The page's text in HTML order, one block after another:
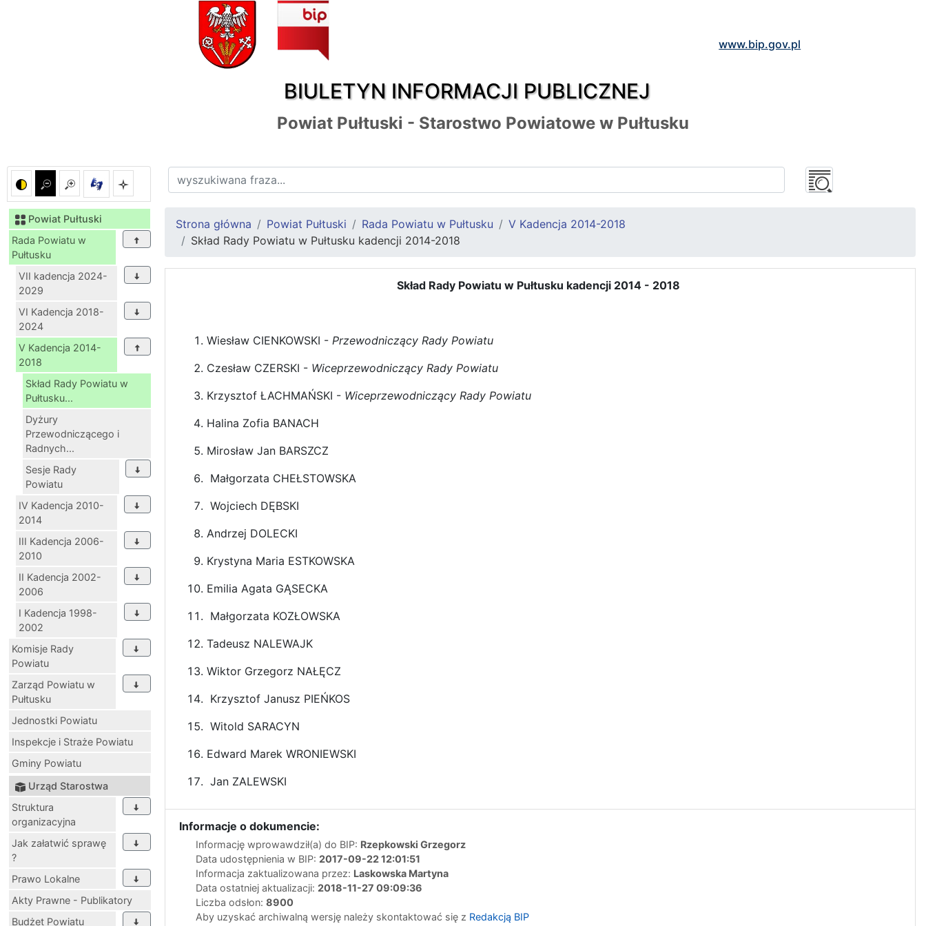
BIULETYN INFORMACJI PUBLICZNEJ
www.bip.gov.pl
Powiat Pułtuski - Starostwo Powiatowe w Pułtusku
Powiat Pułtuski
Rada Powiatu w
Pułtusku
VII kadencja 2024-
2029
VI Kadencja 2018-
2024
V Kadencja 2014-
2018
Skład Rady Powiatu w
Pułtusku...
Dyżury
Przewodniczącego i
Radnych...
Sesje Rady
Powiatu
IV Kadencja 2010-
2014
III Kadencja 2006-
2010
II Kadencja 2002-
2006
I Kadencja 1998-
2002
Komisje Rady
Powiatu
Zarząd Powiatu w
Pułtusku
Jednostki Powiatu
Inspekcje i Straże Powiatu
Gminy Powiatu
Urząd Starostwa
Struktura
organizacyjna
Jak załatwić sprawę
?
Prawo Lokalne
Akty Prawne - Publikatory
Budżet Powiatu
Strona główna Powiat Pułtuski Rada Powiatu w Pułtusku
V Kadencja 2014-2018
Skład Rady Powiatu w Pułtusku kadencji 2014-2018
Skład Rady Powiatu w Pułtusku kadencji 2014 - 2018
Wiesław CIENKOWSKI - Przewodniczący Rady Powiatu
Czesław CZERSKI - Wiceprzewodniczący Rady Powiatu
Krzysztof ŁACHMAŃSKI - Wiceprzewodniczący Rady Powiatu
Halina Zofia BANACH
Mirosław Jan BARSZCZ
Małgorzata CHEŁSTOWSKA
Wojciech DĘBSKI
Andrzej DOLECKI
Krystyna Maria ESTKOWSKA
Emilia Agata GĄSECKA
Małgorzata KOZŁOWSKA
Tadeusz NALEWAJK
Wiktor Grzegorz NAŁĘCZ
Krzysztof Janusz PIEŃKOS
Witold SARACYN
Edward Marek WRONIEWSKI
Jan ZALEWSKI
Informacje o dokumencie:
Informację wprowawdził(a) do BIP: Rzepkowski Grzegorz
Data udostępnienia w BIP: 2017-09-22 12:01:51
Informacja zaktualizowana przez: Laskowska Martyna
Data ostatniej aktualizacji: 2018-11-27 09:09:36
Liczba odsłon: 8900
Aby uzyskać archiwalną wersję należy skontaktować się z Redakcją BIP